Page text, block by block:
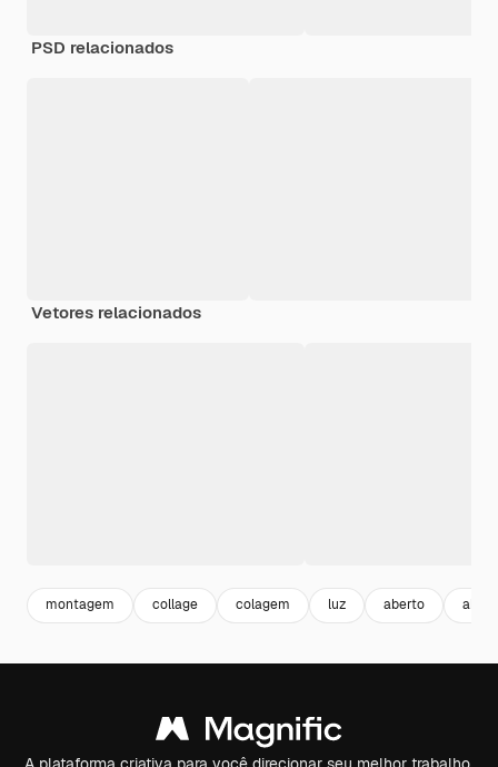
PSD relacionados
Vetores relacionados
montagem collage colagem luz aberto